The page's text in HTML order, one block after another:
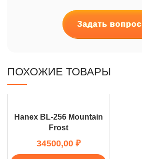
Задать вопрос
ПОХОЖИЕ ТОВАРЫ
Hanex BL-256 Mountain
Frost
₽